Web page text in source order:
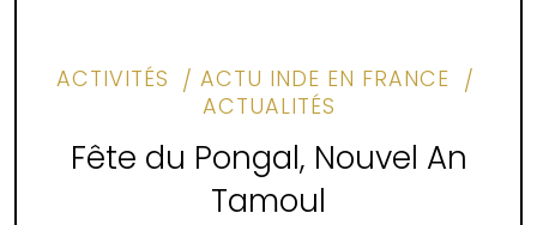
ACTIVITÉS
ACTU INDE EN FRANCE
ACTUALITÉS
Fête du Pongal, Nouvel An
Tamoul